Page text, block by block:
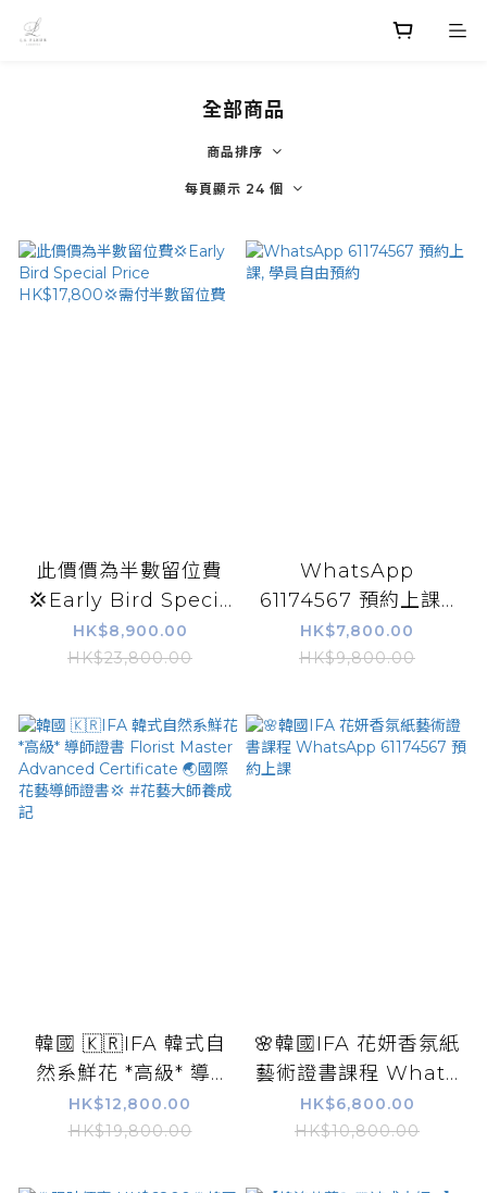
全部商品
商品排序
每頁顯示 24 個
此價價為半數留位費
💢Early Bird Speci...
HK$8,900.00
HK$23,800.00
WhatsApp
61174567 預約上課...
HK$7,800.00
HK$9,800.00
韓國 🇰🇷IFA 韓式自
然系鮮花 *高級* 導...
HK$12,800.00
HK$19,800.00
🌸韓國IFA 花妍香氛紙
藝術證書課程 What...
HK$6,800.00
HK$10,800.00